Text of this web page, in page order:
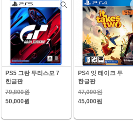
PS5 그란 투리스모 7
한글판
79,800원
50,000원
PS4 잇 테이크 투
한글판
47,000원
45,000원